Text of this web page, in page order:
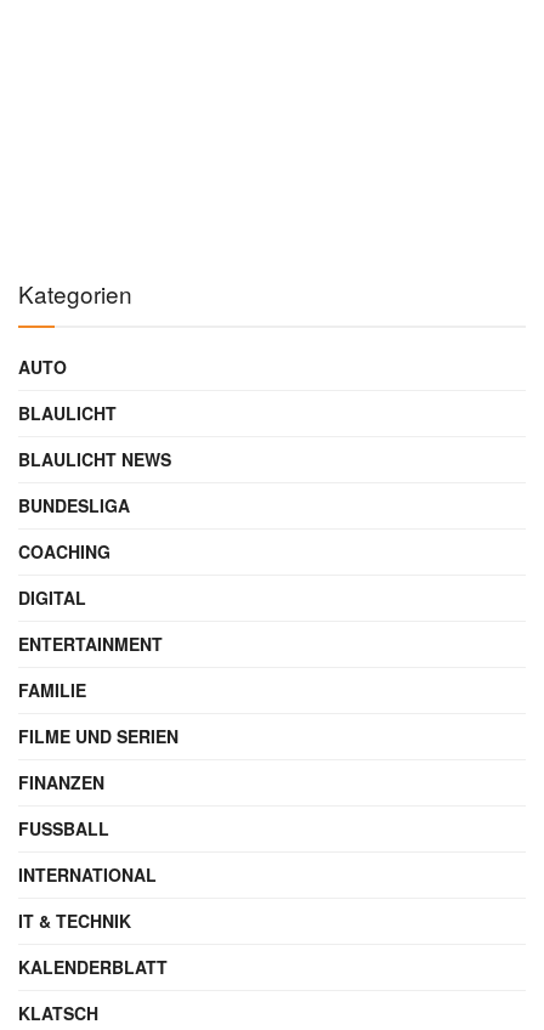
Kategorien
AUTO
BLAULICHT
BLAULICHT NEWS
BUNDESLIGA
COACHING
DIGITAL
ENTERTAINMENT
FAMILIE
FILME UND SERIEN
FINANZEN
FUSSBALL
INTERNATIONAL
IT & TECHNIK
KALENDERBLATT
KLATSCH